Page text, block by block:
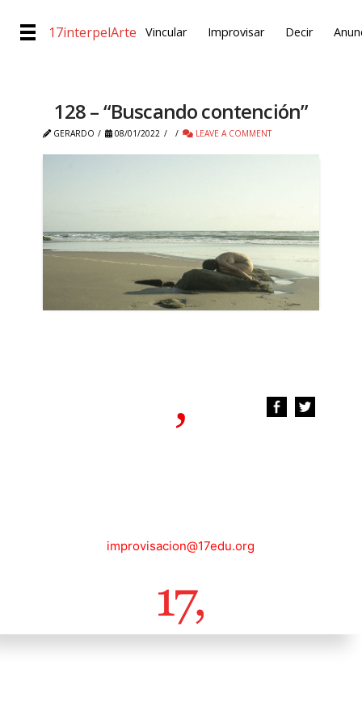
17interpelArte Vincular Improvisar Decir
128 – “Buscando contención”
GERARDO 08/01/2022 LEAVE A COMMENT
improvisacion@17edu.org